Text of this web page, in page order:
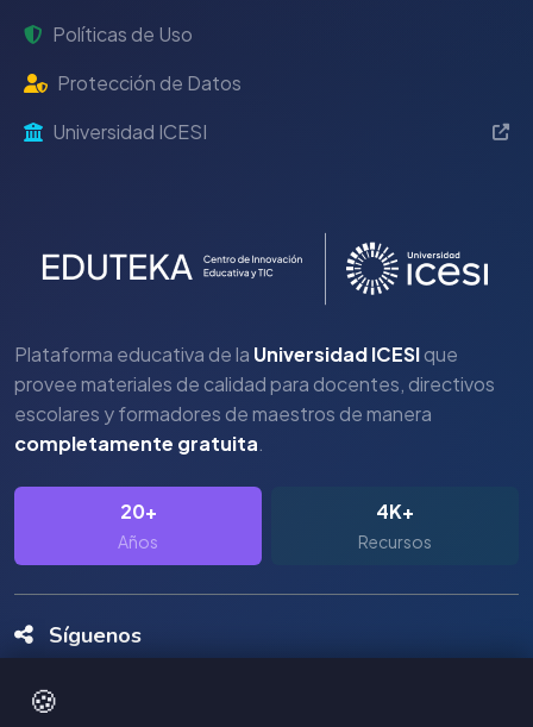
🍪
Políticas de Uso
Protección de Datos
Universidad ICESI
Plataforma educativa de la Universidad ICESIque
provee materiales de calidad para docentes, directivos
escolares y formadores de maestros de manera
completamente gratuita.
20+
Años
4K+
Recursos
Síguenos